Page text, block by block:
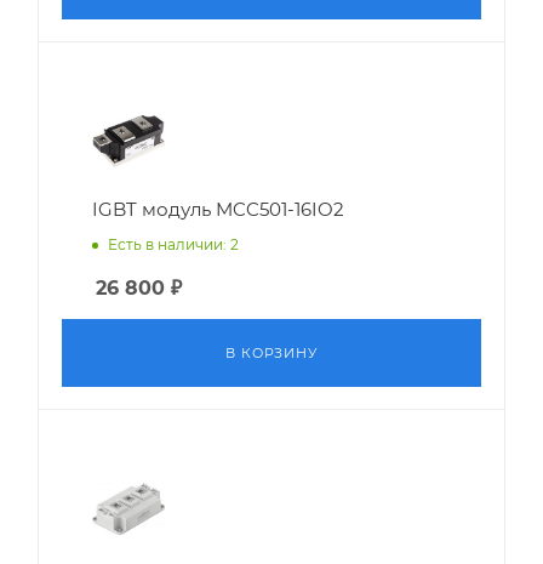
IGBT модуль MCC501-16IO2
Есть в наличии: 2
26 800 ₽
В КОРЗИНУ